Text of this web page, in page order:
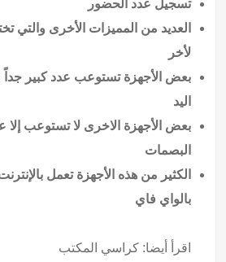
تسجيل عدد الحضور
العديد من المميزات الأخرى والتي
لأخر
بعض الأجهزة تستوعب عدد كبير
اليد
بعض الأجهزة الاخرى لا تستوعب
البصمات
الكثير من هذه الأجهزة تعمل
بالواي فاي
اقرأ أيضا: كراسي المكتب